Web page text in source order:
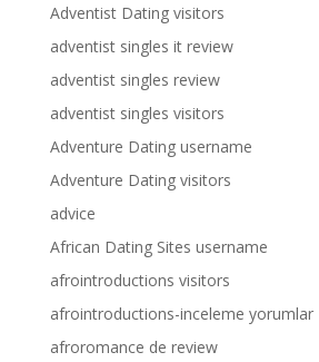
Adventist Dating visitors
adventist singles it review
adventist singles review
adventist singles visitors
Adventure Dating username
Adventure Dating visitors
advice
African Dating Sites username
afrointroductions visitors
afrointroductions-inceleme yorumlar
afroromance de review